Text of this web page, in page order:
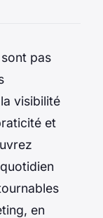
pas
visibilité
et
en